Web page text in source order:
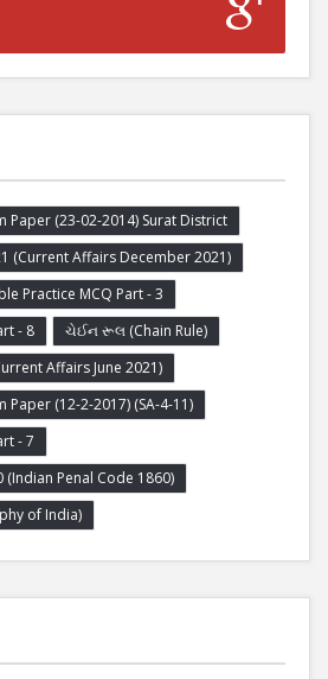
Paper (23-02-2014) Surat District
(Current Affairs December 2021)
Practice MCQ Part - 3
- 8
ચેઈન રૂલ (Chain Rule)
Affairs June 2021)
Paper (12-2-2017) (SA-4-11)
- 7
(Indian Penal Code 1860)
of India)